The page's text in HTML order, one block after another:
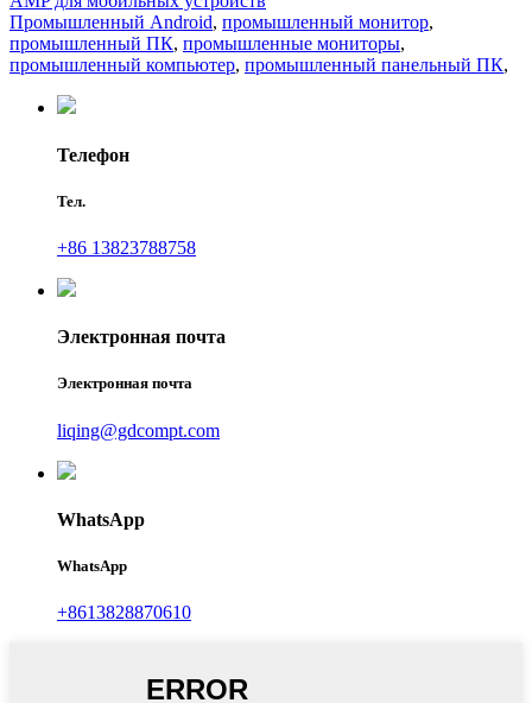
Промышленный Android, промышленный монитор,
промышленный ПК, промышленные мониторы,
промышленный компьютер, промышленный панельный ПК,
Телефон
Тел.
+86 13823788758
Электронная почта
Электронная почта
liqing@gdcompt.com
WhatsApp
WhatsApp
+8613828870610